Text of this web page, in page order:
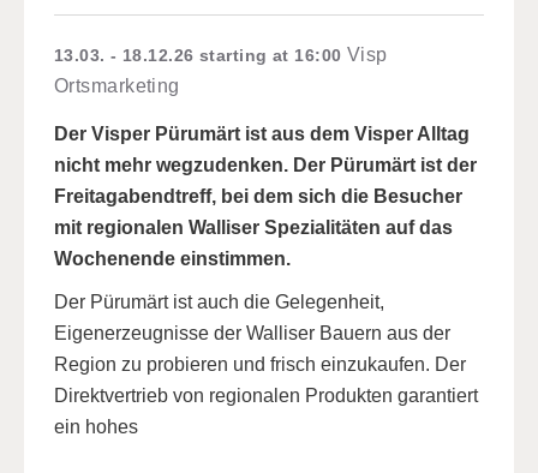
13.03. - 18.12.26 starting at 16:00 Visp
Ortsmarketing
Der Visper Pürumärt ist aus dem Visper Alltag
nicht mehr wegzudenken. Der Pürumärt ist der
Freitagabendtreff, bei dem sich die Besucher
mit regionalen Walliser Spezialitäten auf das
Wochenende einstimmen.
Der Pürumärt ist auch die Gelegenheit,
Eigenerzeugnisse der Walliser Bauern aus der
Region zu probieren und frisch einzukaufen. Der
Direktvertrieb von regionalen Produkten garantiert
ein hohes